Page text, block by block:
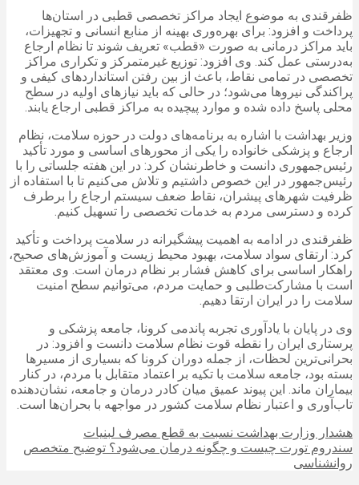
ظفرقندی به موضوع ایجاد مراکز تخصصی قطبی در استان‌ها
پرداخت و افزود: برای بهره‌وری بهینه از منابع انسانی و تجهیزات،
باید مراکز درمانی به صورت «قطب» تعریف شوند تا نظام ارجاع
به‌درستی عمل کند. وی افزود: توزیع غیرمتمرکز و تکراری مراکز
تخصصی در تمامی نقاط، باعث از بین رفتن استانداردهای کیفی و
پراکندگی نیروها می‌شود؛ در حالی که باید نیازهای اولیه در سطح
محلی پاسخ داده شده و موارد پیچیده به مراکز قطبی ارجاع یابند.
وزیر بهداشت با اشاره به برنامه‌های دولت در حوزه سلامت، نظام
ارجاع و پزشکی خانواده را یکی از محورهای اساسی و مورد تأکید
رئیس‌جمهوری دانست و خاطرنشان کرد: در این هفته جلساتی را با
رئیس‌جمهور در این خصوص داشتیم و تلاش می‌کنیم تا با استفاده از
ظرفیت شهرهای پیشران، نقاط ضعف سیستم ارجاع را برطرف
کرده و دسترسی مردم به خدمات تخصصی را تسهیل کنیم.
ظفرقندی در ادامه به اهمیت پیشگیرانه در سلامت پرداخت و تأکید
کرد: ارتقای سواد سلامت، بهبود محیط زیست و آموزش‌های صحیح،
راهکار اساسی برای کاهش فشار بر نظام درمان است. وی معتقد
است با مشارکت‌طلبی و حمایت مردم، می‌توانیم سطح امنیت
سلامت را در ایران ارتقا دهیم.
وی در پایان با یادآوری تجربه پاندمی کرونا، جامعه پزشکی و
پرستاری ایران را نقطه قوت نظام سلامت دانست و افزود: در
بحرانی‌ترین لحظات، از جمله دوران کرونا که بسیاری از مسیرها
بسته بود، جامعه سلامت با تکیه بر اعتماد متقابل با مردم، در کنار
بیماران ماند. این پیوند عمیق میان کادر درمان و جامعه، نشان‌دهنده
تاب‌آوری و اعتبار نظام سلامت کشور در مواجهه با بحران‌ها است.
هشدار وزارت بهداشت نسبت به قطع مصرف لبنیات
سندروم تورت چیست و چگونه درمان می‌شود؟ توضیح متخصص
روانشناسی